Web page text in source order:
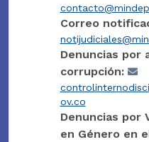
Correo
Denuncias por
corrupción:
ov.co
Denuncias por
en Género en